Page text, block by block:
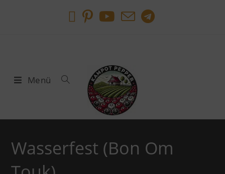
Menü
Wasserfest (Bon Om